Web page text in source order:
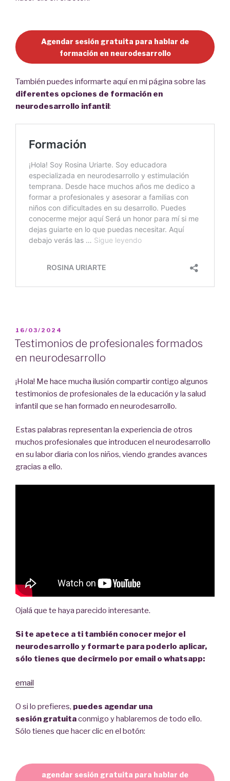
Agendar sesión gratuita para hablar de
formación en neurodesarrollo
También puedes informarte aquí en mi página sobre las
diferentes opciones de formación en
neurodesarrollo infantil:
PUBLICADO
EL
16/03/2024
Testimonios de profesionales formados
en neurodesarrollo
¡Hola! Me hace mucha ilusión compartir contigo algunos
testimonios de profesionales de la educación y la salud
infantil que se han formado en neurodesarrollo.
Estas palabras representan la experiencia de otros
muchos profesionales que introducen el neurodesarrollo
en su labor diaria con los niños, viendo grandes avances
gracias a ello.
Ojalá que te haya parecido interesante.
Si te apetece a ti también conocer mejor el
neurodesarrollo y formarte para poderlo aplicar,
sólo tienes que decírmelo por email o whatsapp:
email
O si lo prefieres, puedes agendar una
sesión gratuitaconmigo y hablaremos de todo ello.
Sólo tienes que hacer clic en el botón:
agendar sesión gratuita para hablar de